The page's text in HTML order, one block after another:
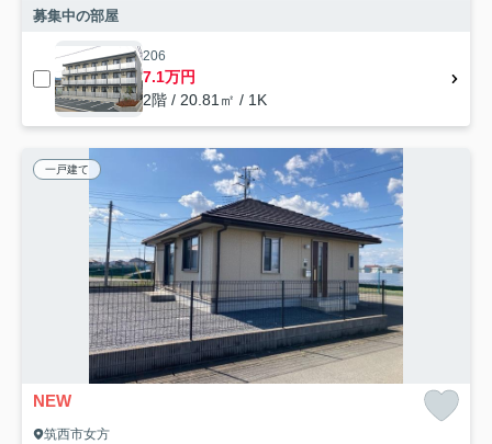
募集中の部屋
206
7.1万円
2階 / 20.81㎡ / 1K
一戸建て
NEW
筑西市女方